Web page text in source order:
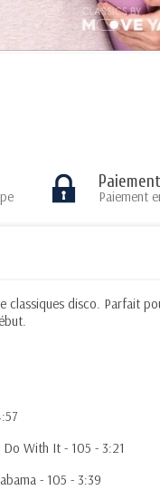
Paiement
classiques disco. Parfait
With It - 105 - 3:21
- 105 - 3:39